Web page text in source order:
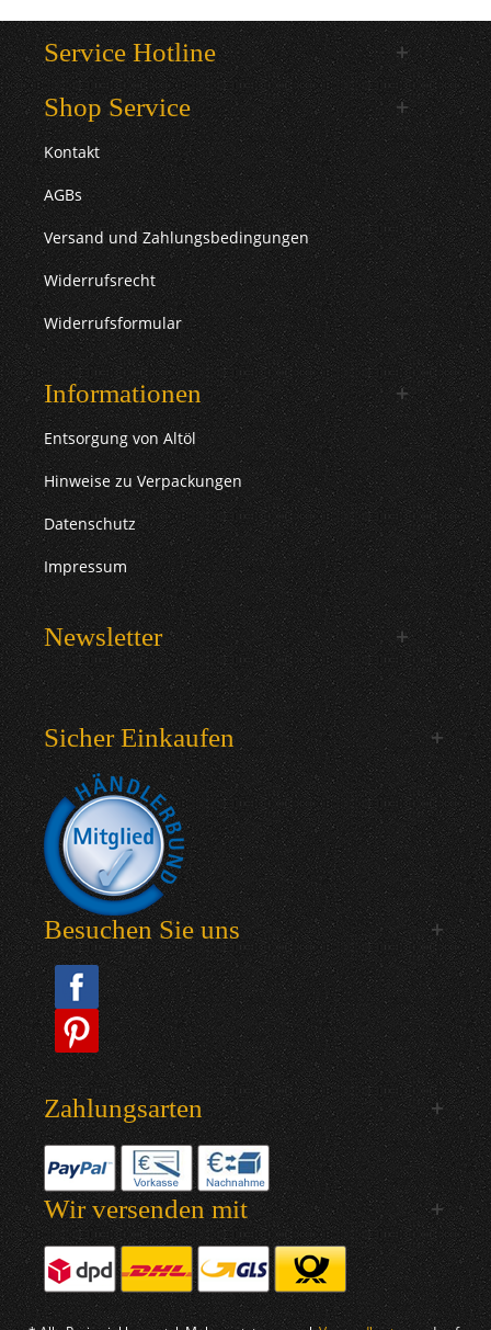
Service Hotline
Shop Service
Kontakt
AGBs
Versand und Zahlungsbedingungen
Widerrufsrecht
Widerrufsformular
Informationen
Entsorgung von Altöl
Hinweise zu Verpackungen
Datenschutz
Impressum
Newsletter
Sicher Einkaufen
Besuchen Sie uns
Zahlungsarten
Wir versenden mit